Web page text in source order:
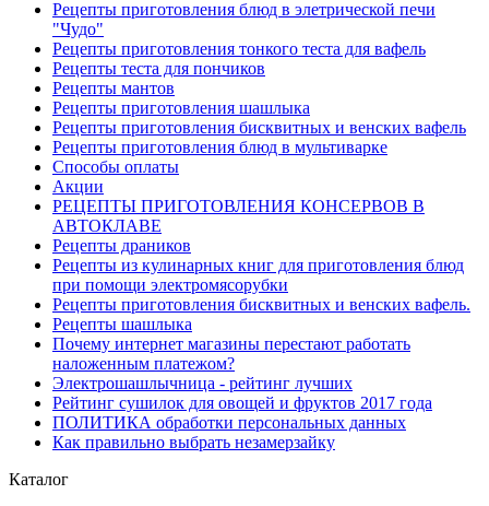
Рецепты приготовления блюд в элетрической печи
"Чудо"
Рецепты приготовления тонкого теста для вафель
Рецепты теста для пончиков
Рецепты мантов
Рецепты приготовления шашлыка
Рецепты приготовления бисквитных и венских вафель
Рецепты приготовления блюд в мультиварке
Способы оплаты
Акции
РЕЦЕПТЫ ПРИГОТОВЛЕНИЯ КОНСЕРВОВ В
АВТОКЛАВЕ
Рецепты драников
Рецепты из кулинарных книг для приготовления блюд
при помощи электромясорубки
Рецепты приготовления бисквитных и венских вафель.
Рецепты шашлыка
Почему интернет магазины перестают работать
наложенным платежом?
Электрошашлычница - рейтинг лучших
Рейтинг сушилок для овощей и фруктов 2017 года
ПОЛИТИКА обработки персональных данных
Как правильно выбрать незамерзайку
Каталог